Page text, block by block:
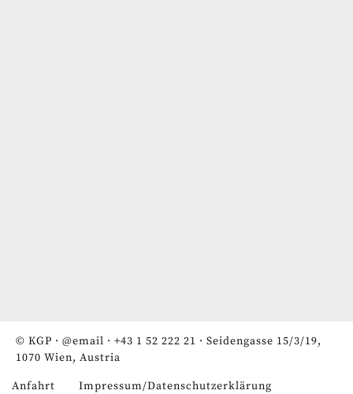
© KGP · @email · +43 1 52 222 21 · Seidengasse 15/3/19,
1070 Wien, Austria
Anfahrt Impressum/Datenschutzerklärung